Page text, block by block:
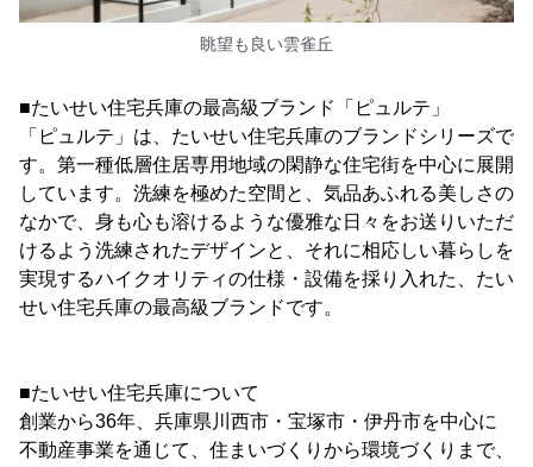
眺望も良い雲雀丘
■たいせい住宅兵庫の最高級ブランド「ピュルテ」
「ピュルテ」は、たいせい住宅兵庫のブランドシリーズで
す。第一種低層住居専用地域の閑静な住宅街を中心に展開
しています。洗練を極めた空間と、気品あふれる美しさの
なかで、身も心も溶けるような優雅な日々をお送りいただ
けるよう洗練されたデザインと、それに相応しい暮らしを
実現するハイクオリティの仕様・設備を採り入れた、たい
せい住宅兵庫の最高級ブランドです。
■たいせい住宅兵庫について
創業から36年、兵庫県川西市・宝塚市・伊丹市を中心に
不動産事業を通じて、住まいづくりから環境づくりまで、